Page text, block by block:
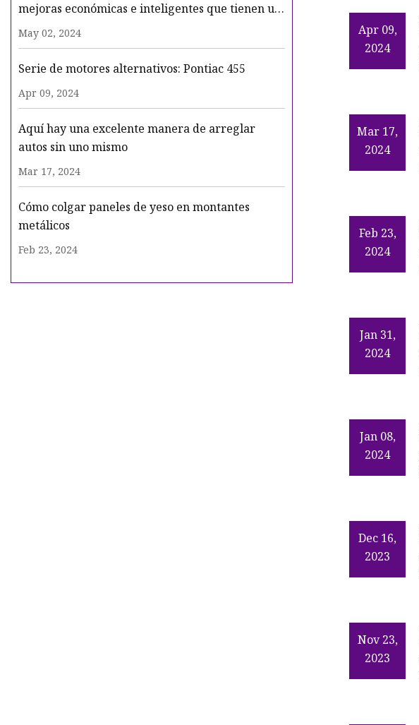
mejoras económicas e inteligentes que tienen un
gran impacto
May 02, 2024
Serie de motores alternativos: Pontiac 455
Apr 09, 2024
Aquí hay una excelente manera de arreglar
autos sin uno mismo
Mar 17, 2024
Cómo colgar paneles de yeso en montantes
metálicos
Feb 23, 2024
Apr 09,
2024
Mar 17,
2024
Feb 23,
2024
Jan 31,
2024
Jan 08,
2024
Dec 16,
2023
Nov 23,
2023